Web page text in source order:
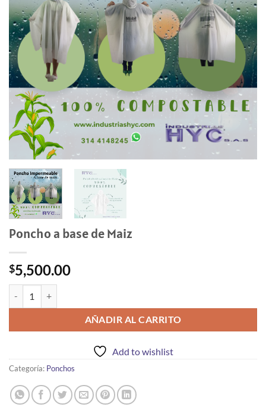
Poncho a base de Maiz
$5,500.00
AÑADIR AL CARRITO
Add to wishlist
Categoría: Ponchos